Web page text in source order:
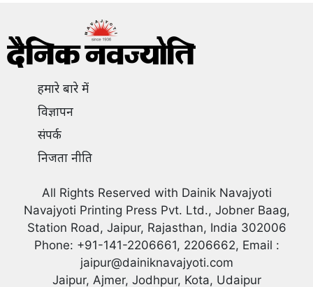
हमारे बारे में
विज्ञापन
संपर्क
निजता नीति
All Rights Reserved with Dainik Navajyoti
Navajyoti Printing Press Pvt. Ltd., Jobner Baag,
Station Road, Jaipur, Rajasthan, India 302006
Phone: +91-141-2206661, 2206662, Email :
jaipur@dainiknavajyoti.com
Jaipur, Ajmer, Jodhpur, Kota, Udaipur